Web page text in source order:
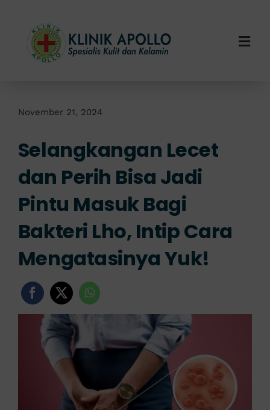
content
Layanan Kami
Info Klinik
Hubungi Kami
November 21, 2024
Selangkangan Lecet
dan Perih Bisa Jadi
Pintu Masuk Bagi
Bakteri Lho, Intip Cara
Mengatasinya Yuk!